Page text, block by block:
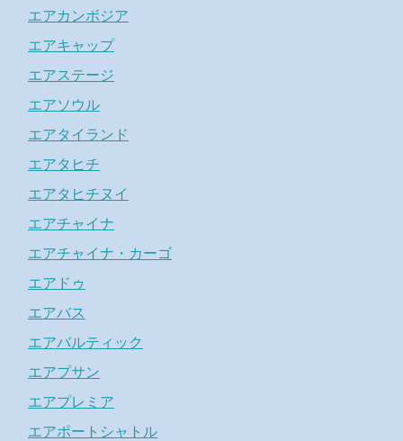
エアカンボジア
エアキャップ
エアステージ
エアソウル
エアタイランド
エアタヒチ
エアタヒチヌイ
エアチャイナ
エアチャイナ・カーゴ
エアドゥ
エアバス
エアバルティック
エアプサン
エアプレミア
エアポートシャトル